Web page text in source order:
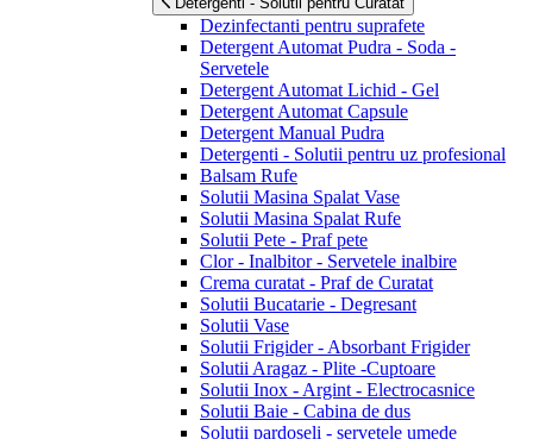
Dezinfectanti pentru suprafete
Detergent Automat Pudra - Soda -
Servetele
Detergent Automat Lichid - Gel
Detergent Automat Capsule
Detergent Manual Pudra
Detergenti - Solutii pentru uz profesional
Balsam Rufe
Solutii Masina Spalat Vase
Solutii Masina Spalat Rufe
Solutii Pete - Praf pete
Clor - Inalbitor - Servetele inalbire
Crema curatat - Praf de Curatat
Solutii Bucatarie - Degresant
Solutii Vase
Solutii Frigider - Absorbant Frigider
Solutii Aragaz - Plite -Cuptoare
Solutii Inox - Argint - Electrocasnice
Solutii Baie - Cabina de dus
Solutii pardoseli - servetele umede